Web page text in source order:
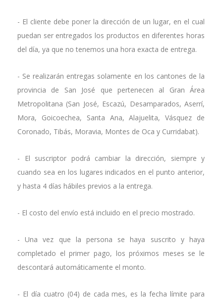
- El cliente debe poner la dirección de un lugar, en el cual
puedan ser entregados los productos en diferentes horas
del día, ya que no tenemos una hora exacta de entrega.
- Se realizarán entregas solamente en los cantones de la
provincia de San José que pertenecen al Gran Área
Metropolitana (San José, Escazú, Desamparados, Aserrí,
Mora, Goicoechea, Santa Ana, Alajuelita, Vásquez de
Coronado, Tibás, Moravia, Montes de Oca y Curridabat).
- El suscriptor podrá cambiar la dirección, siempre y
cuando sea en los lugares indicados en el punto anterior,
y hasta 4 días hábiles previos a la entrega.
- El costo del envío está incluido en el precio mostrado.
- Una vez que la persona se haya suscrito y haya
completado el primer pago, los próximos meses se le
descontará automáticamente el monto.
- El día cuatro (04) de cada mes, es la fecha límite para